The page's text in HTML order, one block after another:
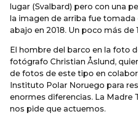
lugar (Svalbard) pero con una
la imagen de arriba fue tomada
abajo en 2018. Un poco más de
El hombre del barco en la foto
fotógrafo Christian Åslund,
de fotos de este tipo en
Instituto Polar Noruego para
enormes diferencias. La Madre
nos pide que actuemos.